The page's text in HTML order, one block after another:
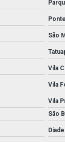
do cérebro
esqueleto
do sistema
médico em são
em sp
médico orçamento
São
Vila
Vila
Vila
São